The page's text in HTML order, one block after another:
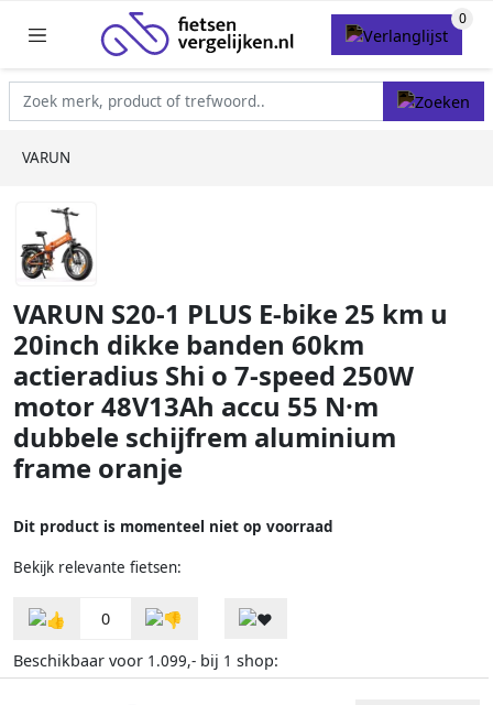
VARUN
VARUN S20-1 PLUS E-bike 25 km u
20inch dikke banden 60km
actieradius Shi o 7-speed 250W
motor 48V13Ah accu 55 N·m
dubbele schijfrem aluminium
frame oranje
Dit product is momenteel niet op voorraad
Bekijk relevante fietsen:
0
Beschikbaar voor 1.099,- bij 1 shop: